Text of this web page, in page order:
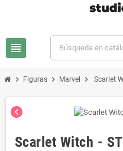
view_headline
chevron_right Figuras chevron_right Marvel chevron_right Scarlet
chevron_left
Scarlet Witch -